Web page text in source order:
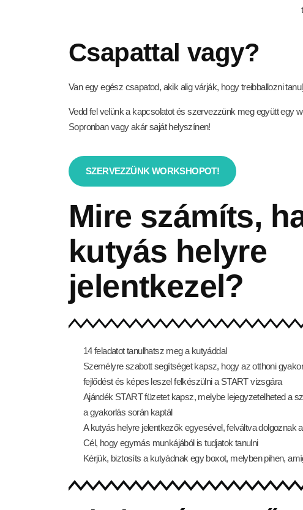
Csapattal vagy?
Van egy egész csapatod, akik alig várják, hogy treibballozni
Vedd fel velünk a kapcsolatot és szervezzünk meg együtt egy
Sopronban vagy akár saját helyszínen!
SZERVEZZÜNK WORKSHOPOT!
Mire számíts,
kutyás helyre
jelentkezel?
14 feladatot tanulhatsz meg a kutyáddal
Személyre szabott segítséget kapsz, hogy az otthoni
fejlődést és képes leszel felkészülni a START vizsgára
Ajándék START füzetet kapsz, melybe lejegyzetelheted a
a gyakorlás során kaptál
A kutyás helyre jelentkezők egyesével, felváltva dolgoznak
Cél, hogy egymás munkájából is tudjatok tanulni
Kérjük, biztosíts a kutyádnak egy boxot, melyben pihen,